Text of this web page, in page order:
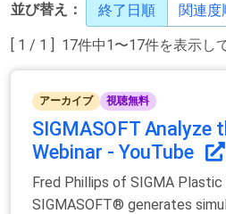
並び替え： 終了日順 関連度
[ 1 / 1 ] 17件中1〜17件を表示し
アーカイブ 視聴無料
SIGMASOFT Analyze
Webinar - YouTube
Fred Phillips of SIGMA
SIGMASOFT® generates